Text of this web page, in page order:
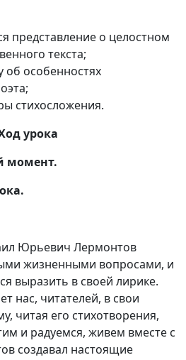
представление о целостном
текста;
об особенностях
стихосложения.
урока
момент.
Юрьевич Лермонтов
жизненными вопросами, и
выразить в своей лирике.
нас, читателей, в свои
читая его стихотворения,
и радуемся, живем вместе с
создавал настоящие